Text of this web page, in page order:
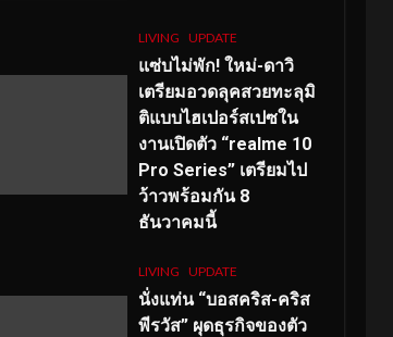
LIVING UPDATE
แซ่บไม่พัก! ใหม่-ดาวิ
เตรียมอวดลุคสวยทะลุมิ
ติแบบไฮเปอร์สเปซใน
งานเปิดตัว “realme 10
Pro Series” เตรียมไป
ว้าวพร้อมกัน 8
ธันวาคมนี้
LIVING UPDATE
นั่งแท่น “บอสคริส-คริส
พีรวัส” ผุดธุรกิจของตัว